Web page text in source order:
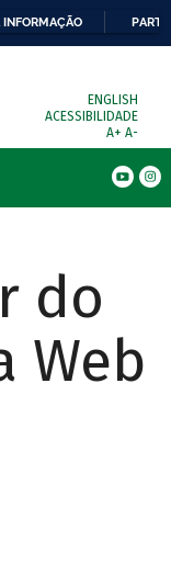
INFORMAÇÃO
ENGLISH
ACESSIBILIDADE
A+ A-
do
Web